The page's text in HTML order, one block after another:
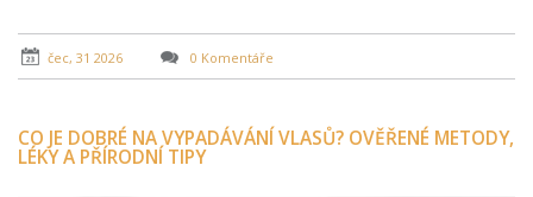
čec, 31 2026 0 Komentáře
CO JE DOBRÉ NA VYPADÁVÁNÍ VLASŮ? OVĚŘENÉ METODY,
LÉKY A PŘÍRODNÍ TIPY